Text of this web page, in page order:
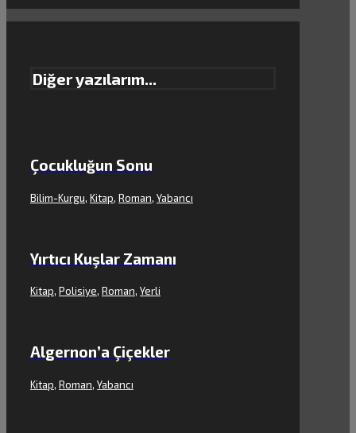
Diğer yazılarım...
Çocukluğun Sonu
Bilim-Kurgu, Kitap, Roman, Yabancı
Yırtıcı Kuşlar Zamanı
Kitap, Polisiye, Roman, Yerli
Algernon’a Çiçekler
Kitap, Roman, Yabancı